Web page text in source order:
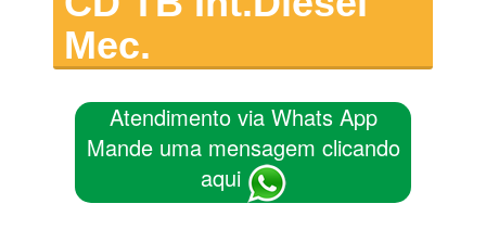
Mec.
Atendimento via Whats App
Mande uma mensagem clicando
aqui